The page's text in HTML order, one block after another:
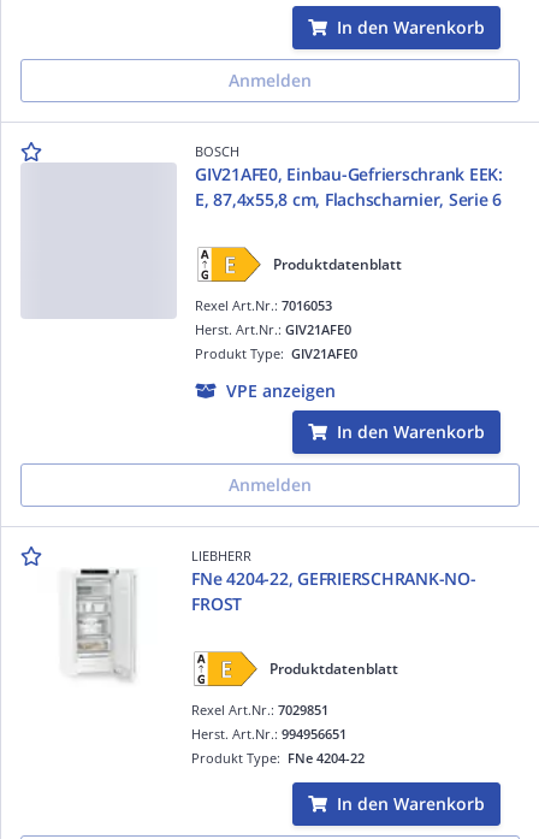
In den Warenkorb
Anmelden
BOSCH
GIV21AFE0, Einbau-Gefrierschrank EEK:
E, 87,4x55,8 cm, Flachscharnier, Serie 6
Produktdatenblatt
Rexel Art.Nr.: 7016053
Produkt Type: GIV21AFE0
Herst. Art.Nr.: GIV21AFE0
VPE anzeigen
In den Warenkorb
Anmelden
LIEBHERR
FNe 4204-22, GEFRIERSCHRANK-NO-
FROST
Produktdatenblatt
Rexel Art.Nr.:7029851
Produkt Type: FNe 4204-22
Herst. Art.Nr.:994956651
In den Warenkorb